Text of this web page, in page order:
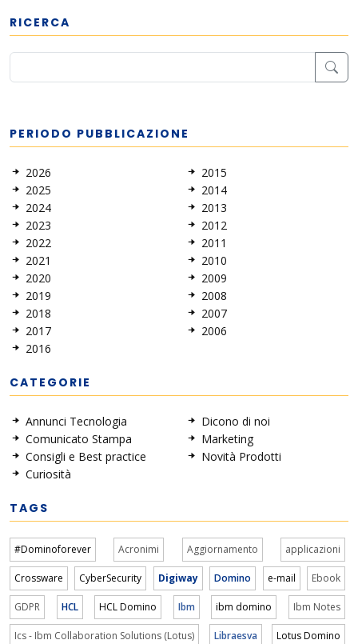
RICERCA
PERIODO PUBBLICAZIONE
2026
2025
2024
2023
2022
2021
2020
2019
2018
2017
2016
2015
2014
2013
2012
2011
2010
2009
2008
2007
2006
CATEGORIE
Annunci Tecnologia
Comunicato Stampa
Consigli e Best practice
Curiosità
Dicono di noi
Marketing
Novità Prodotti
TAGS
#Dominoforever Acronimi Aggiornamento applicazioni
Crossware CyberSecurity Digiway Domino e-mail Ebook
GDPR HCL HCL Domino Ibm ibm domino Ibm Notes
Ics - Ibm Collaboration Solutions (Lotus) Libraesva Lotus Domino